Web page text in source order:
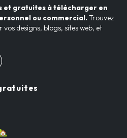
et gratuites à télécharger en
ou commercial.Trouvez
designs, blogs, sites web, et